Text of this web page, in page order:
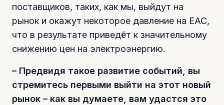
поставщиков, таких, как мы, выйдут на
рынок и окажут некоторое давление на ЕАС,
что в результате приведёт к значительному
снижению цен на электроэнергию.
– Предвидя такое развитие событий, вы
стремитесь первыми выйти на этот новый
рынок – как вы думаете, вам удастся это